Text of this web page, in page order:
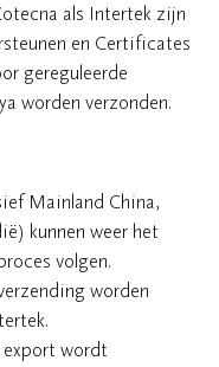
als Intertek zijn
en Certificates
gereguleerde
worden verzonden.
Mainland China,
kunnen weer het
volgen.
worden
export wordt